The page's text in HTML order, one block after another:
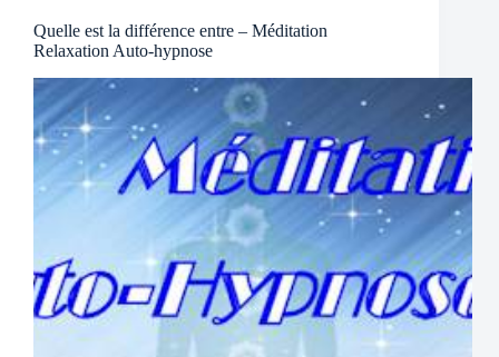
Quelle est la différence entre – Méditation
Relaxation Auto-hypnose